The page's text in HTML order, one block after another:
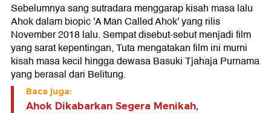
Sebelumnya sang sutradara menggarap kisah masa lalu
Ahok dalam biopic 'A Man Called Ahok' yang rilis
November 2018 lalu. Sempat disebut-sebut menjadi film
yang sarat kepentingan, Tuta mengatakan film ini murni
kisah masa kecil hingga dewasa Basuki Tjahaja Purnama
yang berasal dari Belitung.
Baca juga:
Ahok Dikabarkan Segera Menikah,